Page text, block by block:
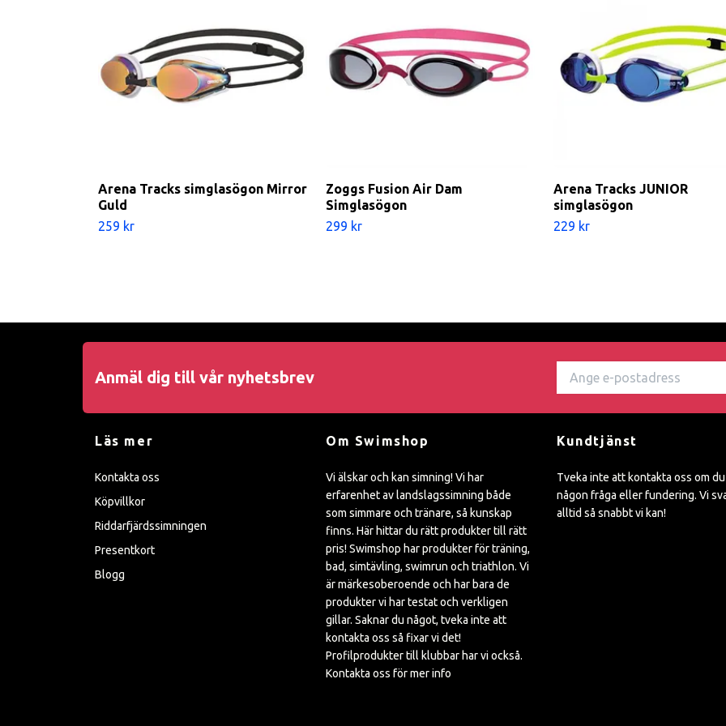
Arena Tracks simglasögon Mirror
Guld
259 kr
Zoggs Fusion Air Dam
Simglasögon
299 kr
Arena Tracks JUNIOR
simglasögon
229 kr
Anmäl dig till vår nyhetsbrev
Läs mer
Kontakta oss
Köpvillkor
Riddarfjärdssimningen
Presentkort
Blogg
Om Swimshop
Vi älskar och kan simning! Vi har
erfarenhet av landslagssimning både
som simmare och tränare, så kunskap
finns. Här hittar du rätt produkter till rätt
pris! Swimshop har produkter för träning,
bad, simtävling, swimrun och triathlon. Vi
är märkesoberoende och har bara de
produkter vi har testat och verkligen
gillar. Saknar du något, tveka inte att
kontakta oss så fixar vi det!
Profilprodukter till klubbar har vi också.
Kontakta oss för mer info
Kundtjänst
Tveka inte att kontakta oss om
någon fråga eller fundering. Vi
alltid så snabbt vi kan!